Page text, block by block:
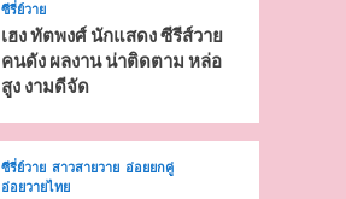
ซีรี่ย์วาย
เฮง ทัตพงศ์ นักแสดง ซีรีส์วาย
คนดัง ผลงาน น่าติดตาม หล่อ
สูง งามดีจัด
ซีรี่ย์วาย สาวสายวาย อ่อยยกคู่
อ่อยวายไทย